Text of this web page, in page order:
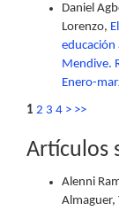
Daniel
Lorenzo,
educación
Mendive.
Enero-
1 2 3 4 > >>
Artículos
Alenni
Almaguer,